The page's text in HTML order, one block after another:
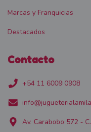
Marcas y Franquicias
Destacados
Contacto
+54 11 6009 0908
Av. Carabobo 572 -